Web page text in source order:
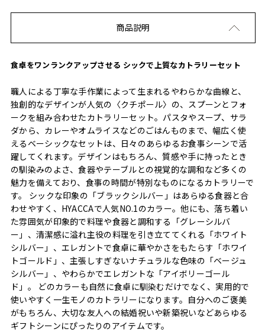
商品説明
食卓をワンランクアップさせる シックで上質なカトラリーセット
職人による丁寧な手作業によって生まれるやわらかな曲線と、
独創的なデザインが人気の〈クチポール〉の、スプーンとフォ
ークを組み合わせたカトラリーセット。パスタやスープ、サラ
ダから、カレーやオムライスなどのごはんものまで、幅広く使
えるベーシックなセットは、日々のあらゆるお食事シーンで活
躍してくれます。デザインはもちろん、質感や手に持ったとき
の馴染みのよさ、食器やテーブルとの視覚的な調和など多くの
魅力を備えており、食事の時間が特別なものになるカトラリーで
す。 シックな印象の「ブラックシルバー」はあらゆる食器と合
わせやすく、HYACCAで人気NO.1のカラー。他にも、落ち着い
た雰囲気が印象的で料理や食器と調和する「グレーシルバ
ー」、清潔感に溢れ主役の料理を引き立ててくれる「ホワイト
シルバー」、エレガントで食卓に華やかさをもたらす「ホワイ
トゴールド」、主張しすぎないナチュラルな色味の「ベージュ
シルバー」、やわらかでエレガントな「アイボリーゴール
ド」。 どのカラーも自然に食卓に馴染むだけでなく、実用的で
使いやすく一生モノのカトラリーになります。自分へのご褒美
がもちろん、大切な友人への結婚祝いや新築祝いなどあらゆる
ギフトシーンにぴったりのアイテムです。